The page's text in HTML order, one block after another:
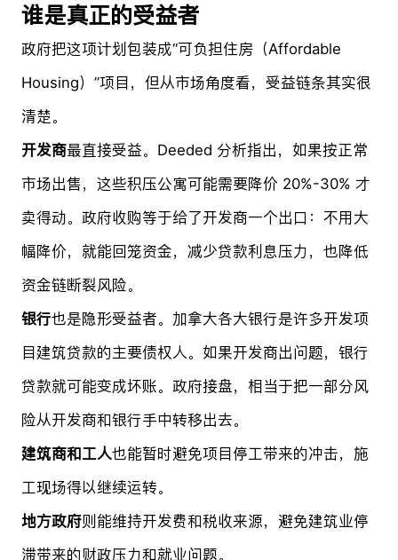
谁是真正的受益者
政府把这项计划包装成“可负担住房（Affordable
Housing）”项目，但从市场角度看，受益链条其实很
清楚。
开发商最直接受益。Deeded 分析指出，如果按正常
市场出售，这些积压公寓可能需要降价 20%-30% 才
卖得动。政府收购等于给了开发商一个出口：不用大
幅降价，就能回笼资金，减少贷款利息压力，也降低
资金链断裂风险。
银行也是隐形受益者。加拿大各大银行是许多开发项
目建筑贷款的主要债权人。如果开发商出问题，银行
贷款就可能变成坏账。政府接盘，相当于把一部分风
险从开发商和银行手中转移出去。
建筑商和工人也能暂时避免项目停工带来的冲击，施
工现场得以继续运转。
地方政府则能维持开发费和税收来源，避免建筑业停
滞带来的财政压力和就业问题。